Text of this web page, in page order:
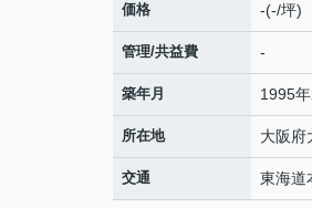
価格 -(-/坪)
管理/共益費 -
築年月 1995年
所在地 大阪府
交通 東海道